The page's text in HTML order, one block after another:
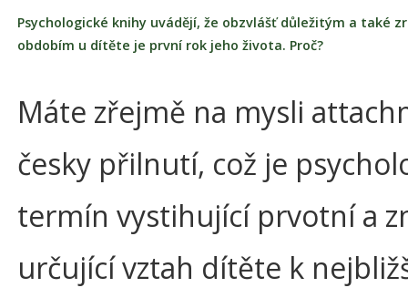
Psychologické knihy uvádějí, že obzvlášť důležitým a také
obdobím u dítěte je první rok jeho života. Proč?
Máte zřejmě na mysli
česky přilnutí, což je
termín vystihující prvotní a
určující vztah dítěte k